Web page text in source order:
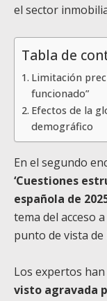
el sector
Tabla de
Limitación
funcionado”
Efectos de la
demográfico
En el segundo
‘Cuestiones
española de
tema del acceso
punto de vista
Los expertos
visto agravada